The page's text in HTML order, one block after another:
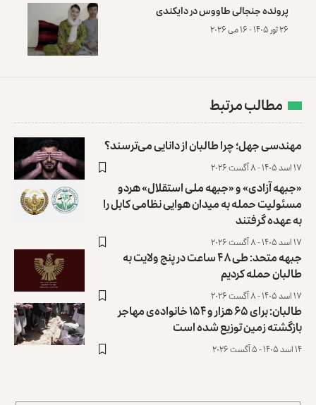
پرونده‌ جنجالی طاووس در دایکندی
۲۶ ثور ۱۴۰۵ - ۱۶ می ۲۰۲۶
مطالب مرتبط
مهندسی جهل؛ چرا طالبان از دانایی می‌ترسند؟
۱۷ اسد ۱۴۰۵ - ۸ آگست ۲۰۲۶
«جبهه آزادی» و «جبهه ملی استقلال» هردو
مسئولیت حمله به میدان هوایی نظامی کابل را
به عهده گرفتند
۱۷ اسد ۱۴۰۵ - ۸ آگست ۲۰۲۶
جبهه متحد: طی ۴۸ ساعت در پنج ولایت به
طالبان حمله کردیم
۱۷ اسد ۱۴۰۵ - ۸ آگست ۲۰۲۶
طالبان: برای ۶۵ هزار و ۱۵۴ خانواده‌ی مهاجر
بازگشته زمین توزیع ‏شده است
۱۴ اسد ۱۴۰۵ - ۵ آگست ۲۰۲۶